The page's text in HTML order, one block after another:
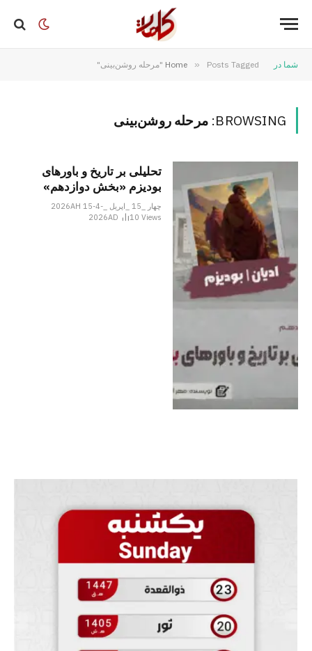
شما در Home » Posts Tagged "مرحله روشن‌بینی"
BROWSING: مرحله روشن‌بینی
تحلیلی بر تاریخ و باورهای
بودیزم «بخش دوازدهم»
چهار _15 _اپریل _2026AH 15-4-
2026AD
10Views